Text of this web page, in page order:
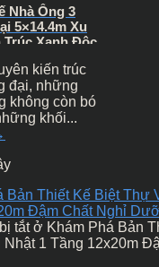
Nhà Ống 3
5×14.4m Xu
Xanh Độc
kiến trúc
đại, những
không còn bó
khối...
Bản Thiết Kế Biệt Thự
Đậm Chất Nghỉ
tắtở Khám Phá Bản
1 Tầng 12x20m